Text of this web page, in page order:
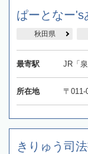
ぱーとなー's
秋田県
最寄駅 JR「
所在地 〒011-
きりゅう司